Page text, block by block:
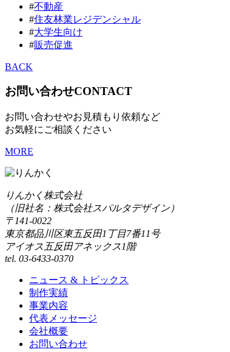
#不動産
#住友林業レジデンシャル
#大学生向け
#販売促進
BACK
お問い合わせCONTACT
お問い合わせやお見積もり依頼など
お気軽にご相談ください
MORE
りんかく株式会社
（旧社名：株式会社スパルタデザイン）
〒141-0022
東京都品川区東五反田1丁目7番11号
アイオス五反田アネックス1階
tel. 03-6433-0370
ニュース & トピックス
制作実績
事業内容
代表メッセージ
会社概要
お問い合わせ